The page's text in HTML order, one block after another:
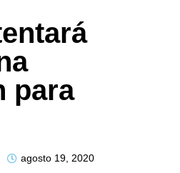
para
agosto 19, 2020